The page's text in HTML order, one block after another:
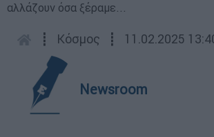
αλλάζουν όσα ξέραμε...
┋ Κόσμος ┋ 11.02.2025
Newsroom